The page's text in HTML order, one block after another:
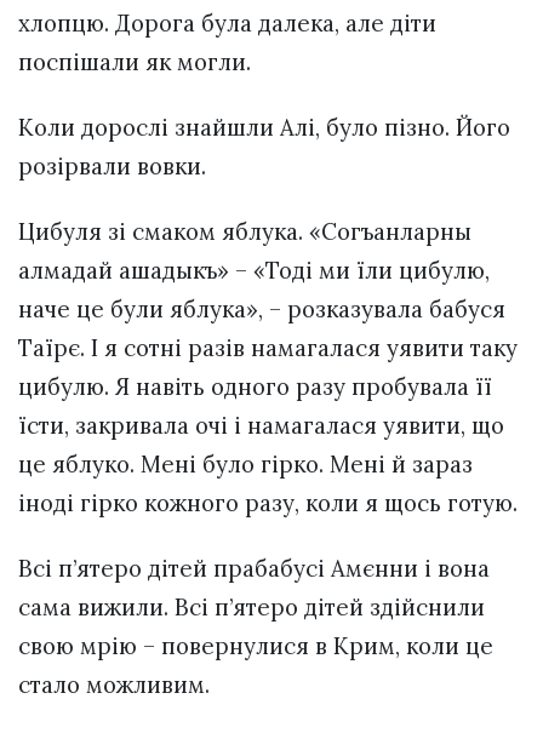
хлопцю. Дорога була далека, але діти
поспішали як могли.
Коли дорослі знайшли Алі, було пізно. Його
розірвали вовки.
Цибуля зі смаком яблука. «Согъанларны
алмадай ашадыкъ» – «Тоді ми їли цибулю,
наче це були яблука», – розказувала бабуся
Таїрє. І я сотні разів намагалася уявити таку
цибулю. Я навіть одного разу пробувала її
їсти, закривала очі і намагалася уявити, що
це яблуко. Мені було гірко. Мені й зараз
іноді гірко кожного разу, коли я щось готую.
Всі п’ятеро дітей прабабусі Амєнни і вона
сама вижили. Всі п’ятеро дітей здійснили
свою мрію – повернулися в Крим, коли це
стало можливим.